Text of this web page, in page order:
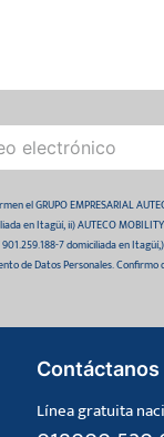
el GRUPO EMPRESARIAL
en Itagüí, ii) AUTECO
7 domiciliada en
de Datos Personales.
Contáctanos
Línea gratuita